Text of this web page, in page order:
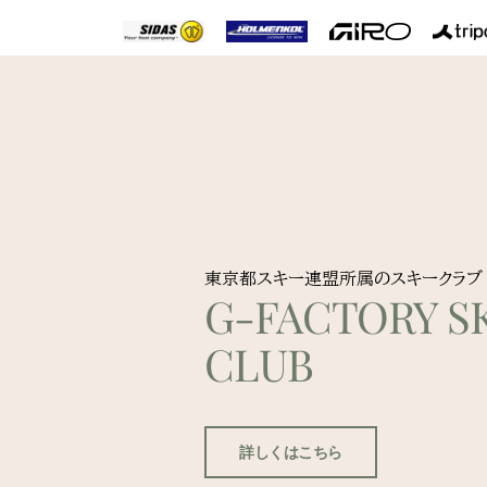
東京都スキー連盟所属のスキークラブ
G-FACTORY
CLUB
詳しくはこちら